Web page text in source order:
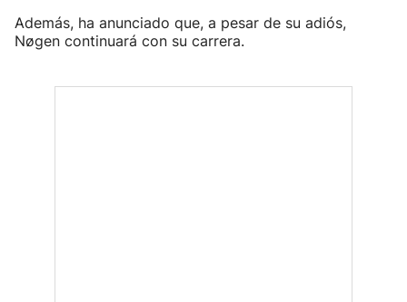
Además, ha anunciado que, a pesar de su adiós,
Nøgen continuará con su carrera.